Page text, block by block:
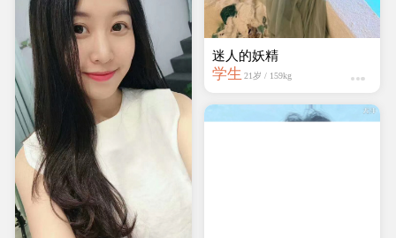
蔷薇岛
学生19岁 / 161kg